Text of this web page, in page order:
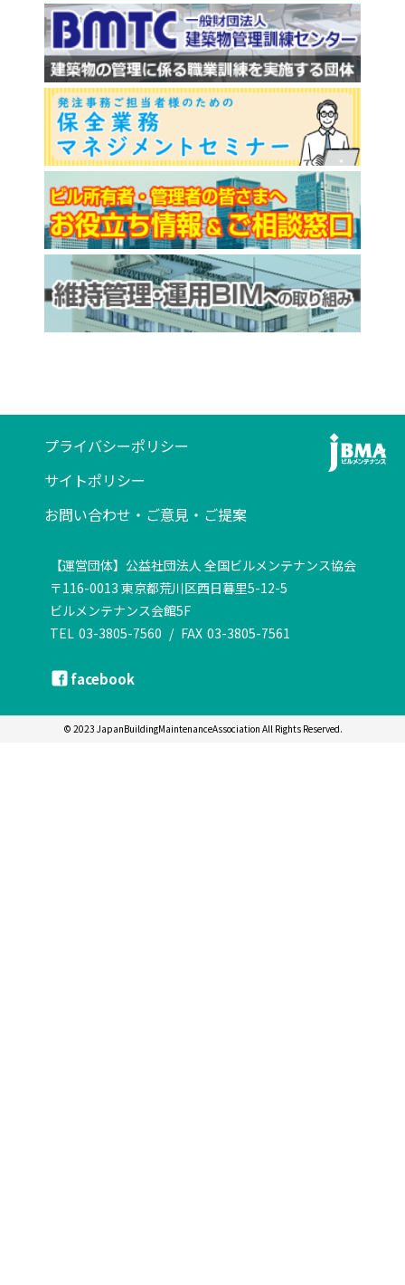
プライバシーポリシー
サイトポリシー
お問い合わせ・ご意見・ご提案
【運営団体】公益社団法人 全国ビルメンテナンス協会
〒116-0013 東京都荒川区西日暮里5-12-5
ビルメンテナンス会館5F
TEL 03-3805-7560 / FAX 03-3805-7561
facebook
© 2023 JapanBuildingMaintenanceAssociation All Rights Reserved.